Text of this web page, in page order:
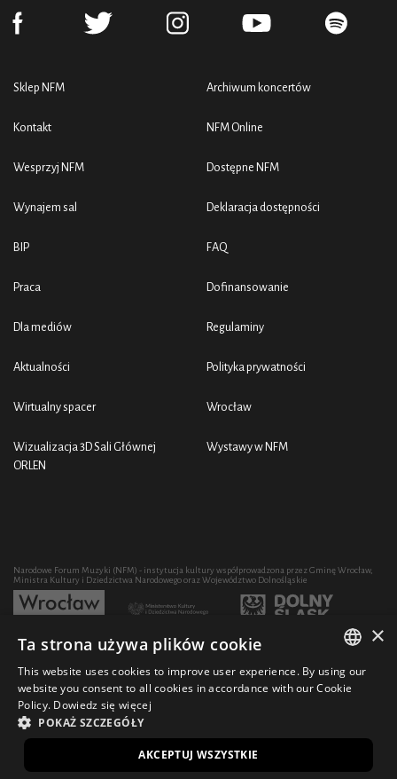
Sklep NFM
Kontakt
Wesprzyj NFM
Wynajem sal
BIP
Praca
Dla mediów
Aktualności
Wirtualny spacer
Wizualizacja 3D Sali Głównej
ORLEN
Archiwum koncertów
NFM Online
Dostępne NFM
Deklaracja dostępności
FAQ
Dofinansowanie
Regulaminy
Polityka prywatności
Wrocław
Wystawy w NFM
Narodowe Forum Muzyki (NFM) - instytucja kultury współprowadzona przez Gminę Wrocław,
Ministra Kultury i Dziedzictwa Narodowego oraz Województwo Dolnośląskie
Rozwój działalności artystycznej i edukacyjnej NFM poprzez zakup sprzętu współfinansowany
© 2021 Narodowe Forum Muzyki Design Ficturo
POLISH
×
Ta strona używa plików cookie
This website uses cookies to improve user experience. By using our
website you consent to all cookies in accordance with our Cookie
Policy. Dowiedz się więcej
POKAŻ SZCZEGÓŁY
AKCEPTUJ WSZYSTKIE